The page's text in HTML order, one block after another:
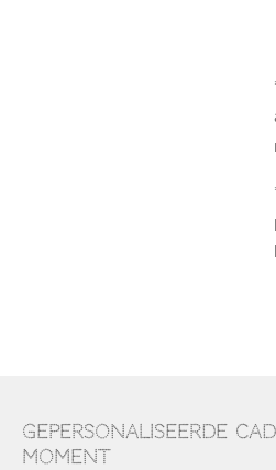
Gepersonaliseerde
moment